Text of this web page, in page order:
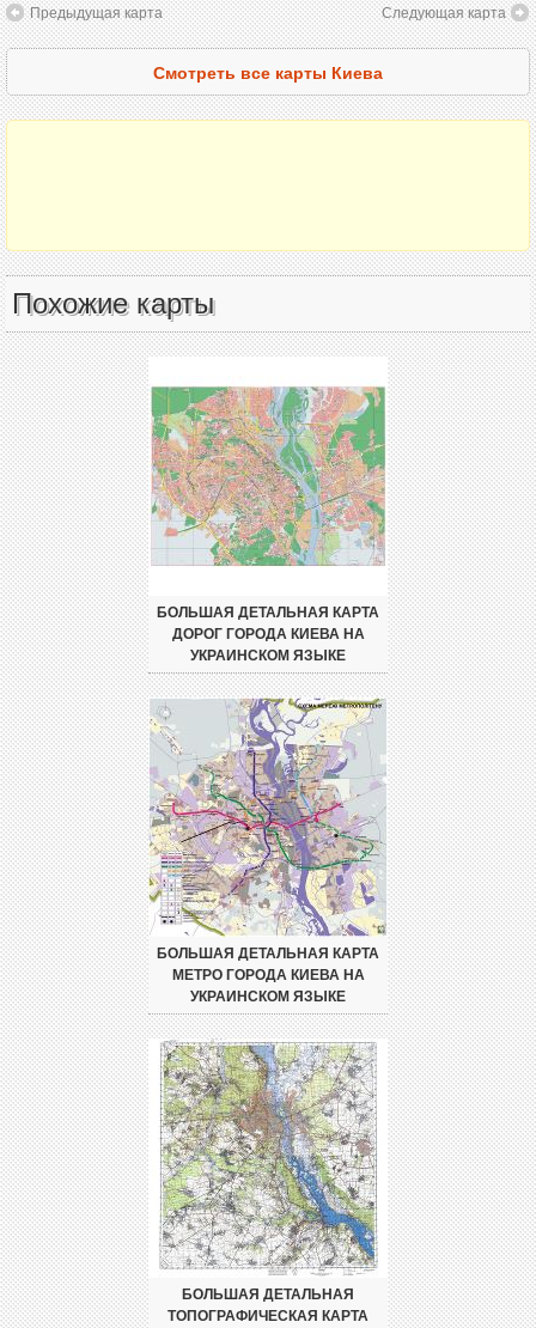
Предыдущая карта Следующая карта
Смотреть все карты Киева
Похожие карты
БОЛЬШАЯ ДЕТАЛЬНАЯ КАРТА
ДОРОГ ГОРОДА КИЕВА НА
УКРАИНСКОМ ЯЗЫКЕ
БОЛЬШАЯ ДЕТАЛЬНАЯ КАРТА
МЕТРО ГОРОДА КИЕВА НА
УКРАИНСКОМ ЯЗЫКЕ
БОЛЬШАЯ ДЕТАЛЬНАЯ
ТОПОГРАФИЧЕСКАЯ КАРТА